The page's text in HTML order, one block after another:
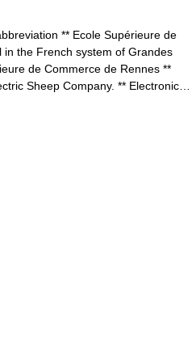
** Ecole Supérieure de
the French system of Grandes
de Commerce de Rennes **
Sheep Company. ** Electronic…